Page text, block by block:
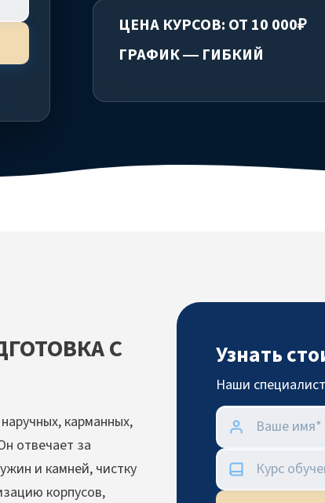
ЦЕНА КУРСОВ: ОТ 10 000₽
ГРАФИК — ГИБКИЙ
С
карманных,
отвечает за
и камней, чистку
корпусов,
Узнать
Наши